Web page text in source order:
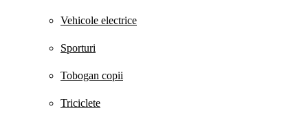
Vehicole electrice
Sporturi
Tobogan copii
Triciclete